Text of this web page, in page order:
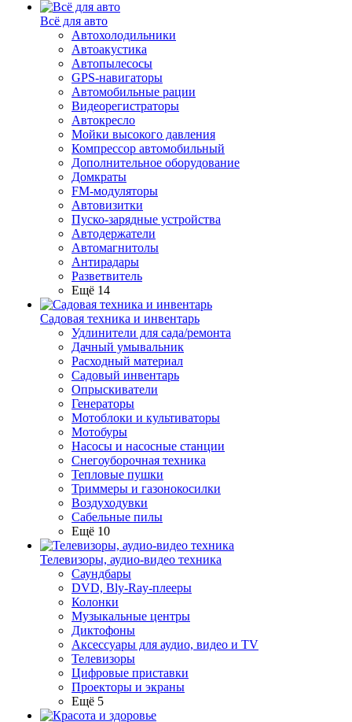
Всё для авто
Автохолодильники
Автоакустика
Автопылесосы
GPS-навигаторы
Автомобильные рации
Видеорегистраторы
Автокресло
Мойки высокого давления
Компрессор автомобильный
Дополнительное оборудование
Домкраты
FM-модуляторы
Автовизитки
Пуско-зарядные устройства
Автодержатели
Автомагнитолы
Антирадары
Разветвитель
Ещё 14
Садовая техника и инвентарь
Удлинители для сада/ремонта
Дачный умывальник
Расходный материал
Садовый инвентарь
Опрыскиватели
Генераторы
Мотоблоки и культиваторы
Мотобуры
Насосы и насосные станции
Снегоуборочная техника
Тепловые пушки
Триммеры и газонокосилки
Воздуходувки
Сабельные пилы
Ещё 10
Телевизоры, аудио-видео техника
Саундбары
DVD, Bly-Ray-плееры
Колонки
Музыкальные центры
Диктофоны
Аксессуары для аудио, видео и TV
Телевизоры
Цифровые приставки
Проекторы и экраны
Ещё 5